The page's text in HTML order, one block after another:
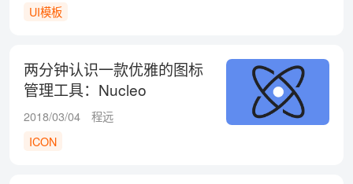
UI模板
两分钟认识一款优雅的图标
管理工具：Nucleo
2018/03/04
程远
ICON